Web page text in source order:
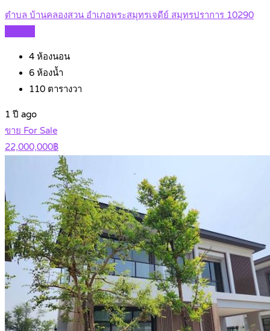
ตำบล บ้านคลองสวน อำเภอพระสมุทรเจดีย์ สมุทรปราการ 10290
4 ห้องนอน
6 ห้องน้ำ
110 ตารางวา
1 ปี ago
ขาย For Sale
22,000,000฿